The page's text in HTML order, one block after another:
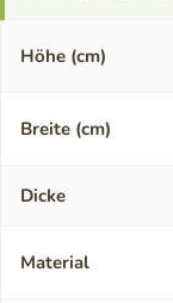
Höhe (cm)
Breite (cm)
Dicke
Material